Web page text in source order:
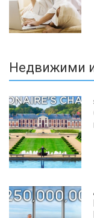
Недвижими